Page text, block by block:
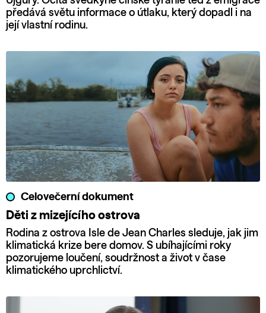
předává světu informace o útlaku, který dopadl i na
její vlastní rodinu.
Celovečerní dokument
Děti z mizejícího ostrova
Rodina z ostrova Isle de Jean Charles sleduje, jak jim
klimatická krize bere domov. S ubíhajícími roky
pozorujeme loučení, soudržnost a život v čase
klimatického uprchlictví.